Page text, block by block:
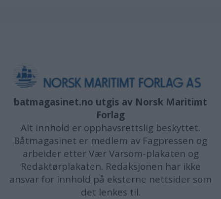
batmagasinet.no utgis av Norsk Maritimt
Forlag
Alt innhold er opphavsrettslig beskyttet.
Båtmagasinet er medlem av Fagpressen og
arbeider etter Vær Varsom-plakaten og
Redaktørplakaten. Redaksjonen har ikke
ansvar for innhold på eksterne nettsider som
det lenkes til.